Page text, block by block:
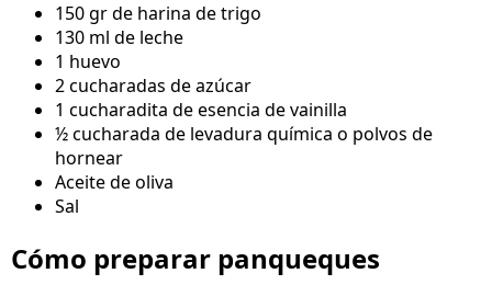
150 gr de harina de trigo
130 ml de leche
1 huevo
2 cucharadas de azúcar
1 cucharadita de esencia de vainilla
½ cucharada de levadura química o polvos de
hornear
Aceite de oliva
Sal
Cómo preparar panqueques